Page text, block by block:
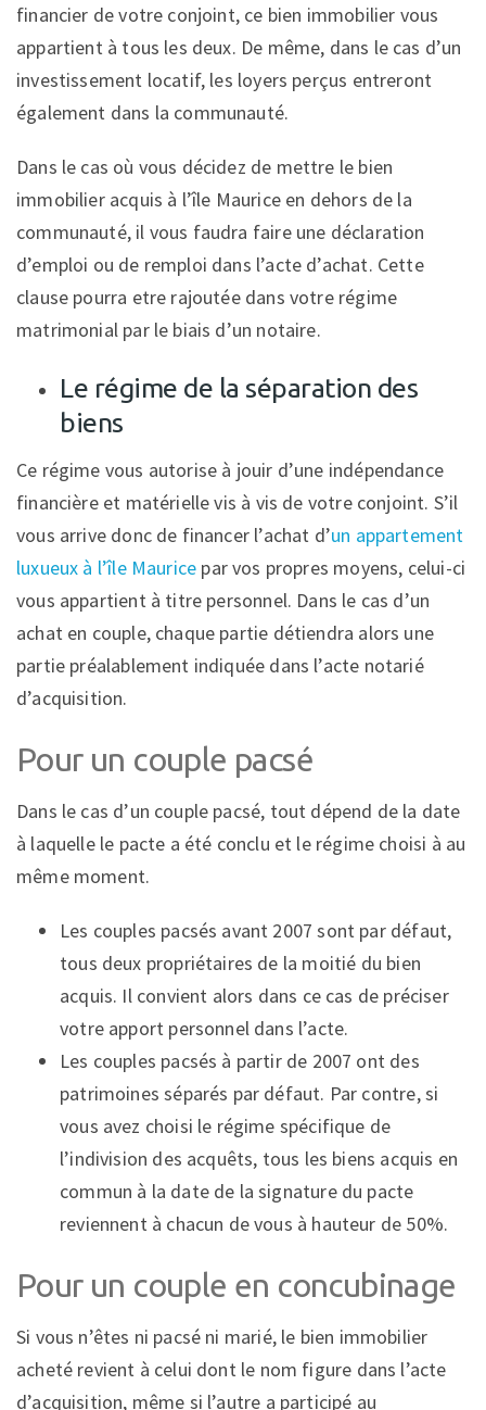
financier de votre conjoint, ce bien immobilier vous
appartient à tous les deux. De même, dans le cas d’un
investissement locatif, les loyers perçus entreront
également dans la communauté.
Dans le cas où vous décidez de mettre le bien
immobilier acquis à l’île Maurice en dehors de la
communauté, il vous faudra faire une déclaration
d’emploi ou de remploi dans l’acte d’achat. Cette
clause pourra etre rajoutée dans votre régime
matrimonial par le biais d’un notaire.
Le régime de la séparation des
biens
Ce régime vous autorise à jouir d’une indépendance
financière et matérielle vis à vis de votre conjoint. S’il
vous arrive donc de financer l’achat d’un appartement
luxueux à l’île Maurice par vos propres moyens, celui-ci
vous appartient à titre personnel. Dans le cas d’un
achat en couple, chaque partie détiendra alors une
partie préalablement indiquée dans l’acte notarié
d’acquisition.
Pour un couple pacsé
Dans le cas d’un couple pacsé, tout dépend de la date
à laquelle le pacte a été conclu et le régime choisi à au
même moment.
Les couples pacsés avant 2007 sont par défaut,
tous deux propriétaires de la moitié du bien
acquis. Il convient alors dans ce cas de préciser
votre apport personnel dans l’acte.
Les couples pacsés à partir de 2007 ont des
patrimoines séparés par défaut. Par contre, si
vous avez choisi le régime spécifique de
l’indivision des acquêts, tous les biens acquis en
commun à la date de la signature du pacte
reviennent à chacun de vous à hauteur de 50%.
Pour un couple en concubinage
Si vous n’êtes ni pacsé ni marié, le bien immobilier
acheté revient à celui dont le nom figure dans l’acte
d’acquisition, même si l’autre a participé au